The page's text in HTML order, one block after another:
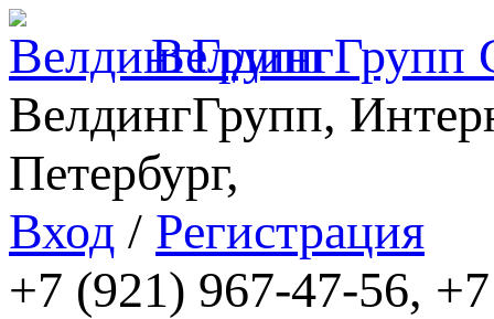
ВелдингГрупп
ВелдингГрупп,
Петербург,
Вход / Регистрация
+7 (921) 967-47-56,